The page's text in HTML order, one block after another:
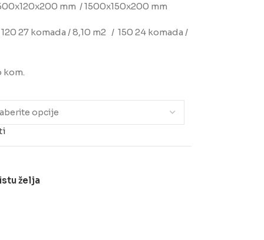
mm / 1500x150x200 mm
27 komada / 8,10 m2 / 150 24 komada /
kom.
želja